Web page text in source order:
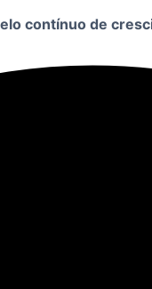
contínuo de